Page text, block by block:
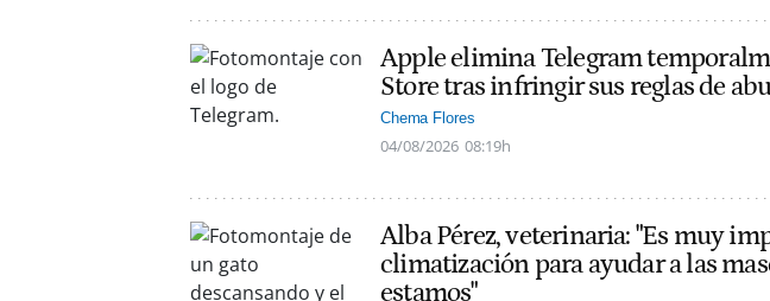
Apple elimina Telegram
Store tras infringir sus reglas de
Chema Flores
04/08/2026 08:19h
Alba Pérez, veterinaria: "Es muy
climatización para ayudar a las
estamos"